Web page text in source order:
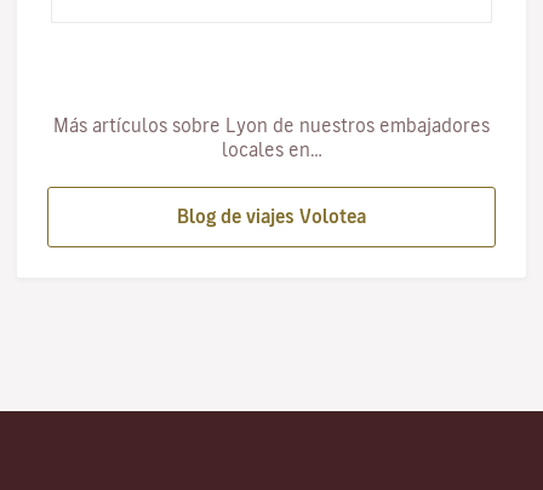
Más artículos sobre Lyon de nuestros embajadores
locales en…
Blog de viajes Volotea